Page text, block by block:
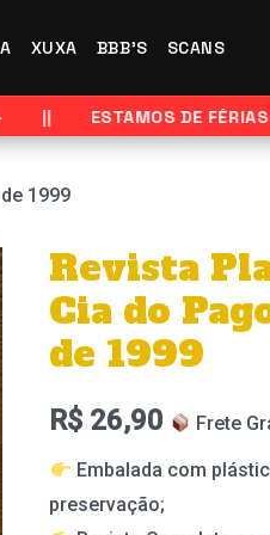
XUXA BBB'S SCANS
ESTAMOS DE FÉRIAS -
1999
Revista
Cia do
de 1999
R$ 26,90 Frete
Embalada com
preservação;
Revista
Playboy
Edição
Cia
do
Pagode
-